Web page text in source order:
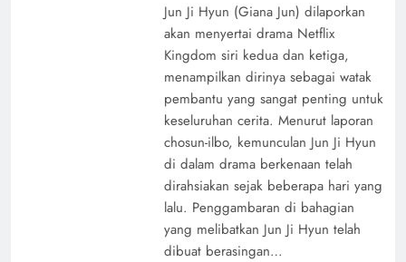
Jun Ji Hyun (Giana Jun) dilaporkan
akan menyertai drama Netflix
Kingdom siri kedua dan ketiga,
menampilkan dirinya sebagai watak
pembantu yang sangat penting untuk
keseluruhan cerita. Menurut laporan
chosun-ilbo, kemunculan Jun Ji Hyun
di dalam drama berkenaan telah
dirahsiakan sejak beberapa hari yang
lalu. Penggambaran di bahagian
yang melibatkan Jun Ji Hyun telah
dibuat berasingan…